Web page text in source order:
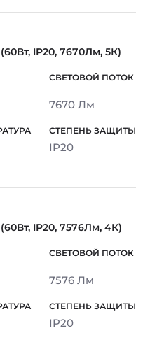
IP20, 7670Лм, 5К)
7670 Лм
IP20
IP20, 7576Лм, 4К)
7576 Лм
IP20